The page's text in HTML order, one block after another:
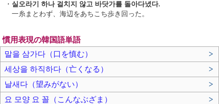
・ 실오라기 하나 걸치지 않고 바닷가를 돌아다녔다.
一糸まとわず、海辺をあちこち歩き回った。
慣用表現の韓国語単語
말을 삼가다（口を慎む）
>
세상을 하직하다（亡くなる）
>
날새다（望みがない）
>
요 모양 요 꼴（こんなぶざま）
>